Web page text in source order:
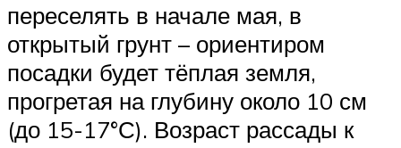
переселять в начале мая, в
открытый грунт – ориентиром
посадки будет тёплая земля,
прогретая на глубину около 10 см
(до 15-17°С). Возраст рассады к